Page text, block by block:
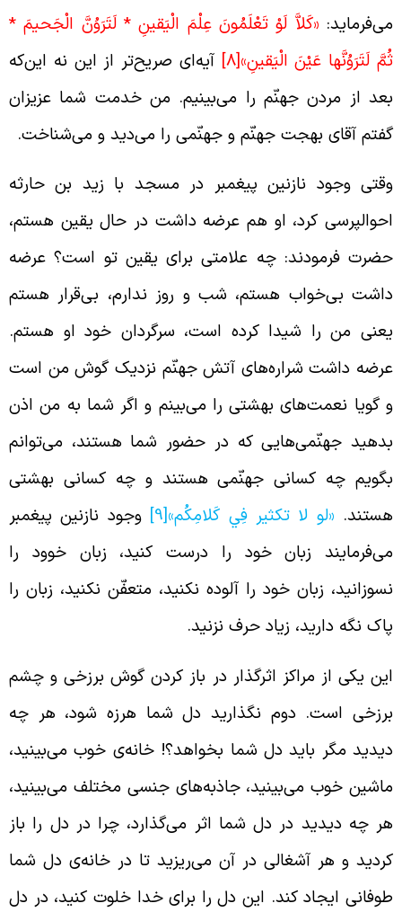
«كَلاَّ لَوْ تَعْلَمُونَ عِلْمَ الْيَقينِ * لَتَرَوُنَّ الْجَحيمَ *
لَتَرَوُنَّها عَيْنَ الْيَقينِ»[8] آیه‌ای صریح‌تر از این نه این‌که
از مردن جهنّم را می‌بینیم. من خدمت شما عزیزان
آقای بهجت جهنّم و جهنّمی را می‌دید و می‌شناخت.
وجود نازنین پیغمبر در مسجد با زید بن حارثه
کرد، او هم عرضه داشت در حال یقین هستم،
فرمودند: چه علامتی برای یقین تو است؟ عرضه
بی‌خواب هستم، شب و روز ندارم، بی‌قرار هستم
من را شیدا کرده است، سرگردان خود او هستم.
داشت شراره‌های آتش جهنّم نزدیک گوش من است
گویا نعمت‌های بهشتی را می‌بینم و اگر شما به من اذن
جهنّمی‌هایی که در حضور شما هستند، می‌توانم
چه کسانی جهنّمی هستند و چه کسانی بهشتی
«لو لا تكثير فِي‏ كَلامِكُم»[9] وجود نازنین پیغمبر
زبان خود را درست کنید، زبان خوود را
زبان خود را آلوده نکنید، متعفّن نکنید، زبان را
نگه دارید، زیاد حرف نزنید.
یکی از مراکز اثرگذار در باز کردن گوش برزخی و چشم
است. دوم نگذارید دل شما هرزه شود، هر چه
مگر باید دل شما بخواهد؟! خانه‌ی خوب می‌بینید،
خوب می‌بینید، جاذبه‌های جنسی مختلف می‌بینید،
چه دیدید در دل شما اثر می‌گذارد، چرا در دل را باز
و هر آشغالی در آن می‌ریزید تا در خانه‌ی دل شما
ایجاد کند. این دل را برای خدا خلوت کنید، در دل